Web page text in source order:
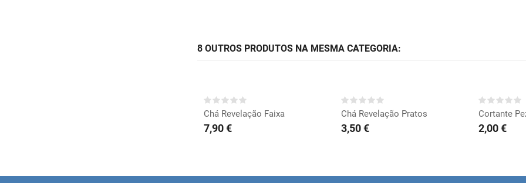
8 OUTROS PRODUTOS NA MESMA CATEGORIA:
Chá Revelação Faixa
7,90 €
Chá Revelação Pratos
3,50 €
Cortante
2,00 €